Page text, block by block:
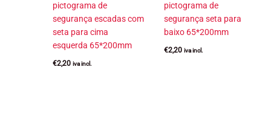
pictograma de
segurança escadas com
seta para cima
esquerda 65*200mm
€2,20 iva incl.
pictograma de
segurança seta para
baixo 65*200mm
€2,20 iva incl.